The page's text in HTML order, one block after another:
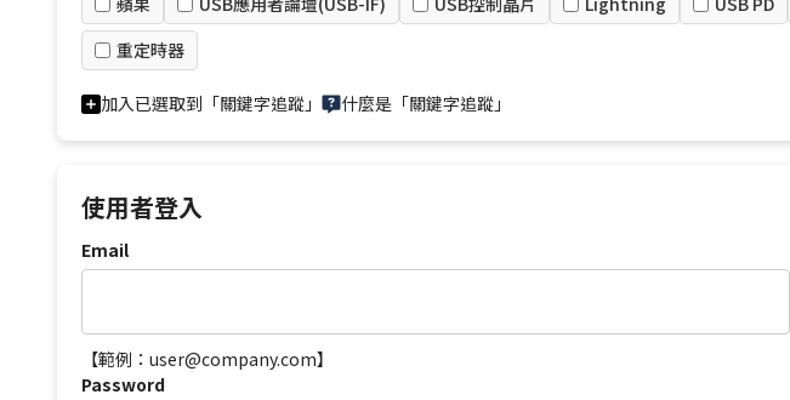
重定時器
加入已選取到「關鍵字追蹤」 什麼是「關鍵字追蹤」
使用者登入
Email
【範例：user@company.com】
Password